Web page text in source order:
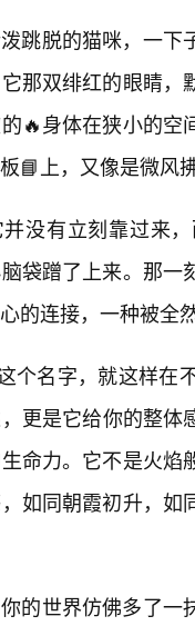
跳脱的猫咪，一
那双绯红的眼睛
🔥身体在狭小的
📘上，又像是微风
没有立刻靠过来
袋蹭了上来。那
的连接，一种被全
个名字，就这样
更是它给你的整
命力。它不是火
如同朝霞初升，
的世界仿佛多了